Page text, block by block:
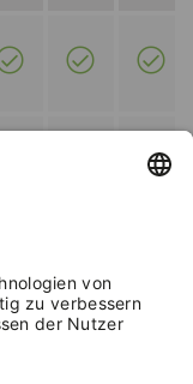
auf Anfrage.
Card.